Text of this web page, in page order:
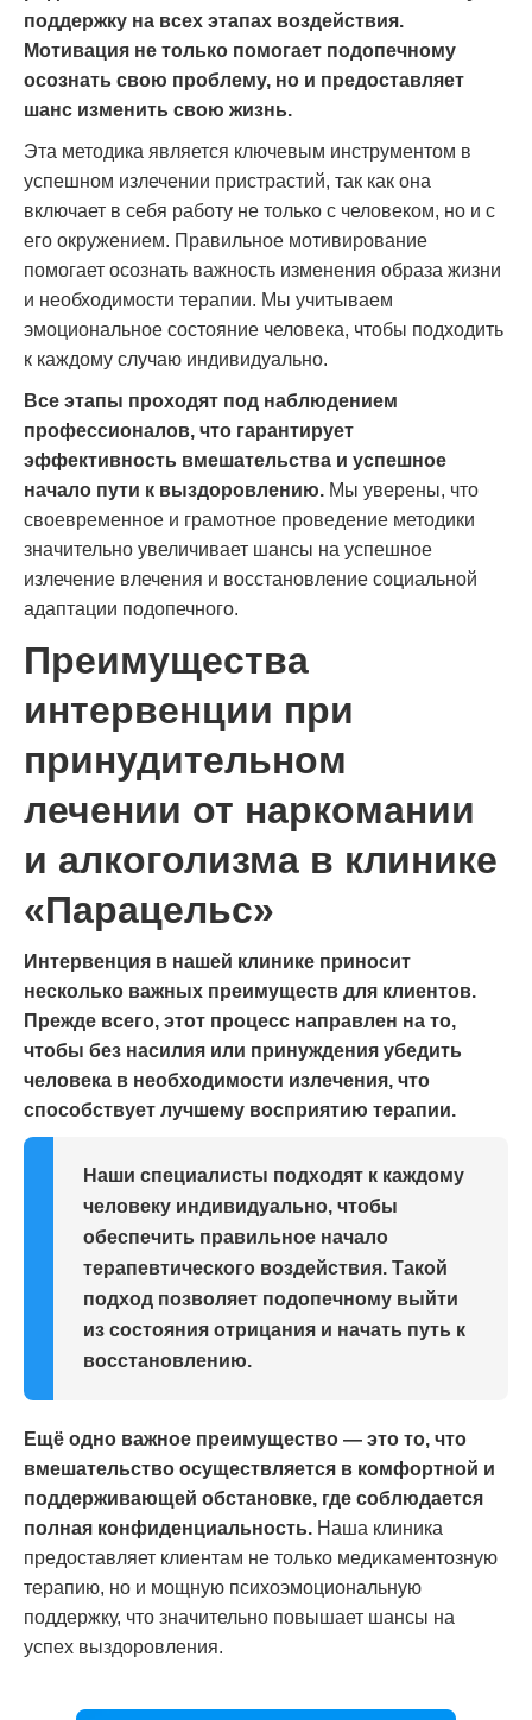
поддержку на всех этапах воздействия.
Мотивация не только помогает подопечному
осознать свою проблему, но и предоставляет
шанс изменить свою жизнь.
Эта методика является ключевым инструментом в
успешном излечении пристрастий, так как она
включает в себя работу не только с человеком, но и с
его окружением. Правильное мотивирование
помогает осознать важность изменения образа жизни
и необходимости терапии. Мы учитываем
эмоциональное состояние человека, чтобы подходить
к каждому случаю индивидуально.
Все этапы проходят под наблюдением
профессионалов, что гарантирует
эффективность вмешательства и успешное
начало пути к выздоровлению. Мы уверены, что
своевременное и грамотное проведение методики
значительно увеличивает шансы на успешное
излечение влечения и восстановление социальной
адаптации подопечного.
Преимущества
интервенции при
принудительном
лечении от наркомании
и алкоголизма в клинике
«Парацельс»
Интервенция в нашей клинике приносит
несколько важных преимуществ для клиентов.
Прежде всего, этот процесс направлен на то,
чтобы без насилия или принуждения убедить
человека в необходимости излечения, что
способствует лучшему восприятию терапии.
Наши специалисты подходят к каждому
человеку индивидуально, чтобы
обеспечить правильное начало
терапевтического воздействия. Такой
подход позволяет подопечному выйти
из состояния отрицания и начать путь к
восстановлению.
Ещё одно важное преимущество — это то, что
вмешательство осуществляется в комфортной и
поддерживающей обстановке, где соблюдается
полная конфиденциальность. Наша клиника
предоставляет клиентам не только медикаментозную
терапию, но и мощную психоэмоциональную
поддержку, что значительно повышает шансы на
успех выздоровления.